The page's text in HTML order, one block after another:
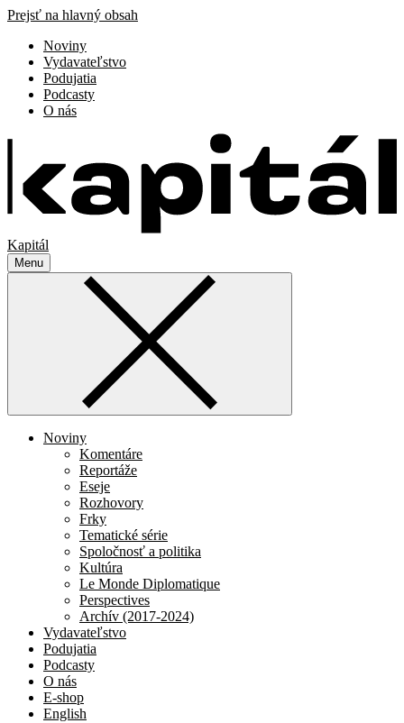
Prejsť na hlavný obsah
Noviny
Vydavateľstvo
Podujatia
Podcasty
O nás
Kapitál
Menu
Noviny
Komentáre
Reportáže
Eseje
Rozhovory
Frky
Tematické série
Spoločnosť a politika
Kultúra
Le Monde Diplomatique
Perspectives
Archív (2017-2024)
Vydavateľstvo
Podujatia
Podcasty
O nás
E-shop
English